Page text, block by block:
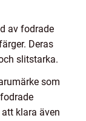
av fodrade
Deras
slitstarka.
som
klara även